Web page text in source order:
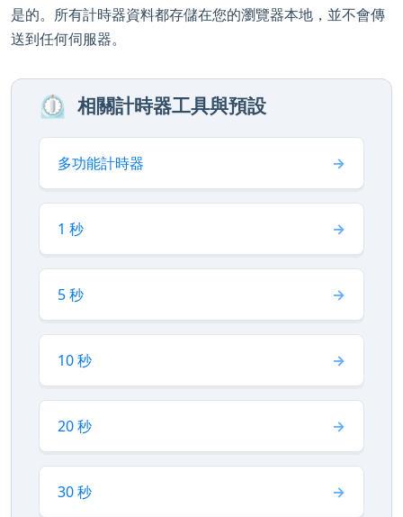
是的。所有計時器資料都存儲在您的瀏覽器本地，並不會傳
送到任何伺服器。
⏲️ 相關計時器工具與預設
多功能計時器
1 秒
5 秒
10 秒
20 秒
30 秒